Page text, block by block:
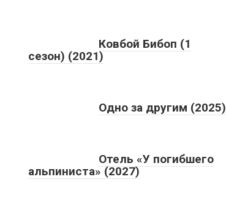
Ковбой Бибоп (1
сезон) (2021)
Одно за другим (2025)
Отель «У погибшего
альпиниста» (2027)